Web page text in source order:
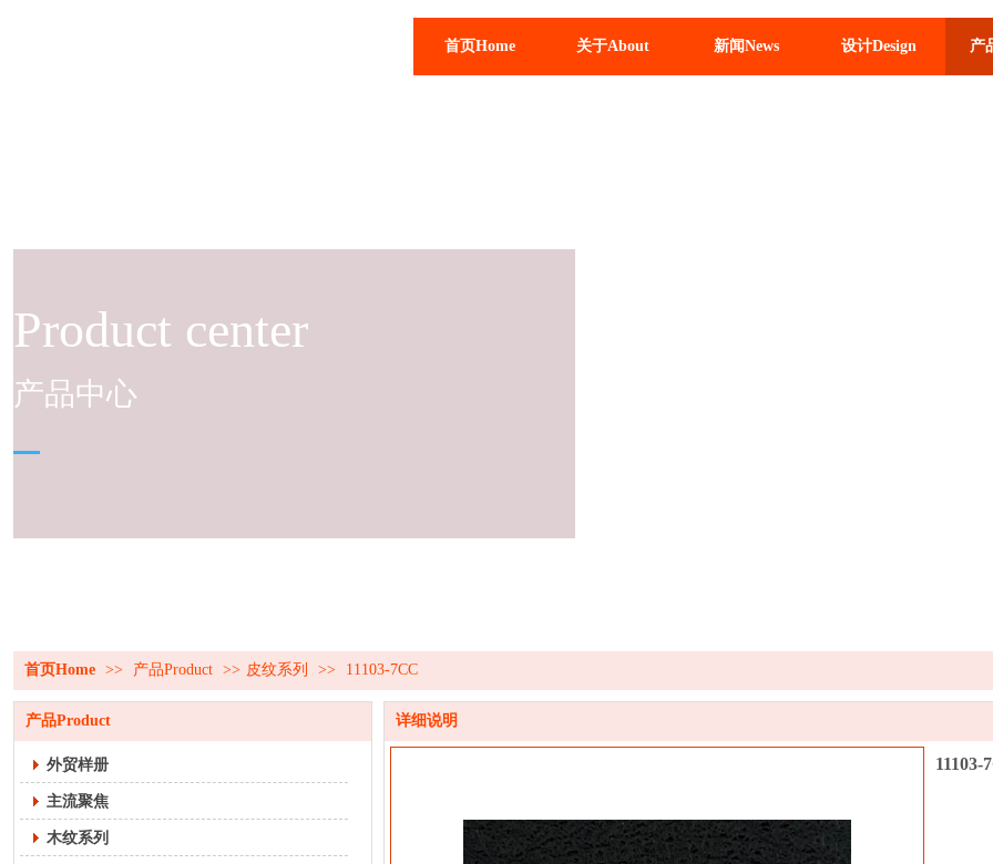
首页Home 关于About 新闻News 设计Design 产
产品中心
Product center
首页Home >> 产品Product >> 皮纹系列 >> 11103-7CC
产品Product
外贸样册
主流聚焦
木纹系列
详细说明
11103-